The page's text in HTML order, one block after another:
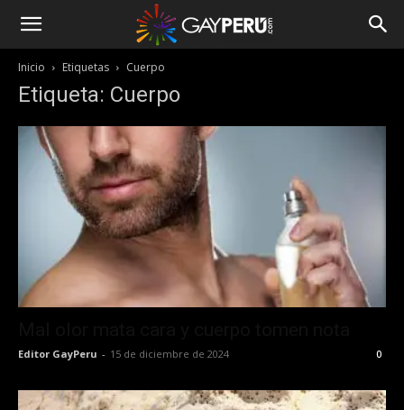
Inicio Etiquetas Cuerpo
Etiqueta: Cuerpo
Editor GayPeru - 15 de diciembre de 2024 0